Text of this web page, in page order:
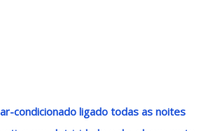
condicionado ligado todas as noites